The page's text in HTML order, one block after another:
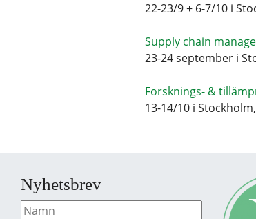
22-23/9 + 6-7/10 i
Supply chain
23-24 september i
Forsknings- &
13-14/10 i
Nyhetsbrev